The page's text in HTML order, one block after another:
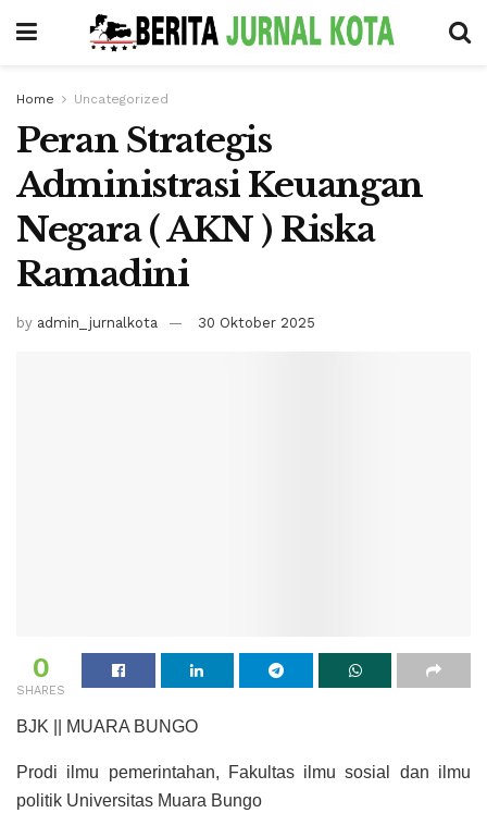
Home Uncategorized
Peran Strategis
Administrasi Keuangan
Negara ( AKN ) Riska
Ramadini
by admin_jurnalkota 30 Oktober 2025
0
SHARES
BJK || MUARA BUNGO
Prodi ilmu pemerintahan, Fakultas ilmu sosial dan ilmu
politik Universitas Muara Bungo